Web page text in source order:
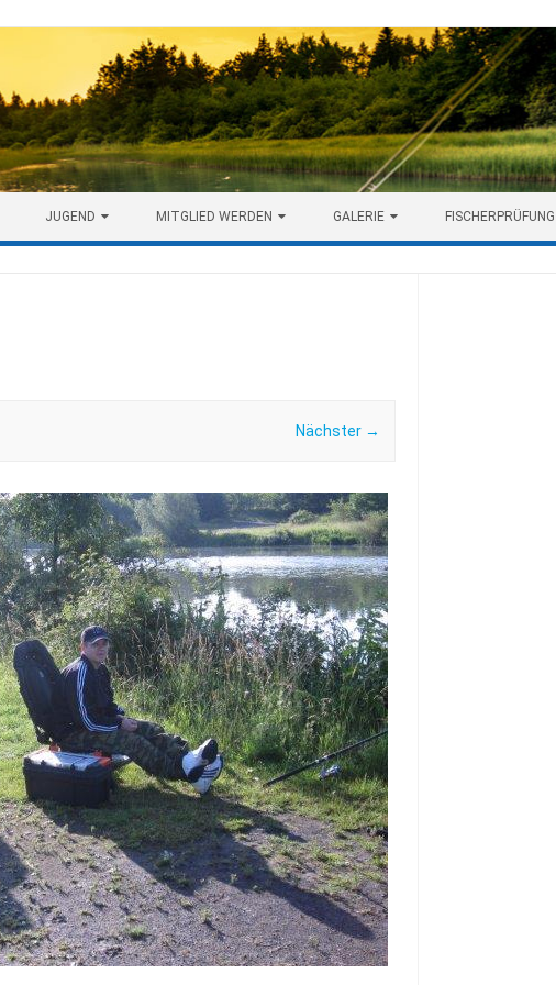
JUGEND MITGLIED WERDEN GALERIE FISCHERPRÜFUNG
Nächster →